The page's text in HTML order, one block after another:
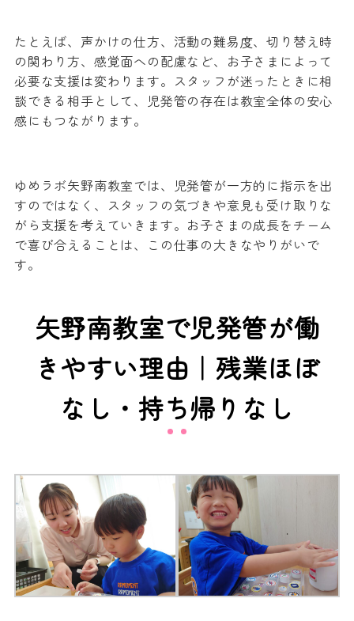
たとえば、声かけの仕方、活動の難易度、切り替え時
の関わり方、感覚面への配慮など、お子さまによって
必要な支援は変わります。スタッフが迷ったときに相
談できる相手として、児発管の存在は教室全体の安心
感にもつながります。
ゆめラボ矢野南教室では、児発管が一方的に指示を出
すのではなく、スタッフの気づきや意見も受け取りな
がら支援を考えていきます。お子さまの成長をチーム
で喜び合えることは、この仕事の大きなやりがいで
す。
矢野南教室で児発管が働
きやすい理由｜残業ほぼ
なし・持ち帰りなし